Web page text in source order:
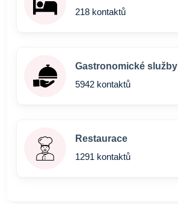
218 kontaktů
Gastronomické služby
5942 kontaktů
Restaurace
1291 kontaktů